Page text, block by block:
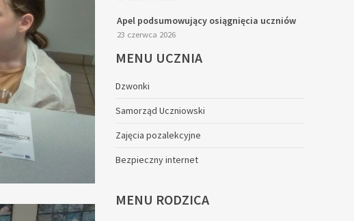
Apel podsumowujący osiągnięcia uczniów
23 czerwca 2026
MENU UCZNIA
Dzwonki
Samorząd Uczniowski
Zajęcia pozalekcyjne
Bezpieczny internet
MENU RODZICA